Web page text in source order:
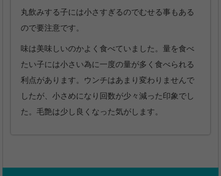
丸飲みする子には小さすぎるのでむせる事もある
ので要注意です。
味は美味しいのかよく食べていました。量を食べ
たい子には小さい為に一度の量が多く食べられる
利点があります。ウンチはあまり変わりませんで
したが、小さめになり回数が少々減った印象でし
た。毛艶は少し良くなった気がします。